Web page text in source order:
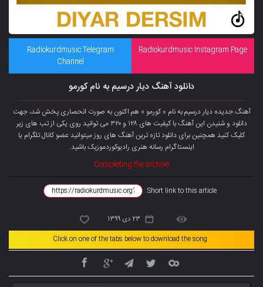
Radiokurdmusic Instagram Page
Radiokurdmusic Telegram
Channel
دانلود آهنگ دیار درسیم به نام کورمو
آهنگ جدیده دیار درسیم به نام « کورمو » هم اکنون به صورت انحصاری پخش شد، جهت
دانلود و شنیدن این آهنگ با کیفیت های ۱۲۸ و ۳۲۰ می توانید روی یکی از تب های زیر
کلیک کنید همچنین برای دانلود تازه ترین آهنگ های روز میتوانید عضو کانال تلگرام یا
اینستاگرام رسانه هنری رادیوکوردموزیک باشید.
Completing the archive
Short link to this article :
23 دی 1399
Click on one of the tabs below to download the song